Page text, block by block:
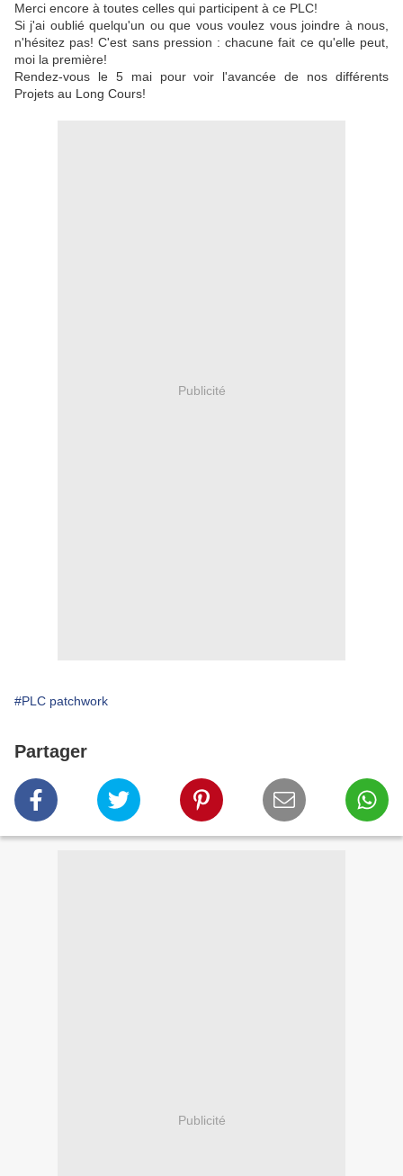
Merci encore à toutes celles qui participent à ce PLC!
Si j'ai oublié quelqu'un ou que vous voulez vous joindre à nous,
n'hésitez pas! C'est sans pression : chacune fait ce qu'elle peut,
moi la première!
Rendez-vous le 5 mai pour voir l'avancée de nos différents
Projets au Long Cours!
Publicité
#PLC patchwork
Partager
Publicité